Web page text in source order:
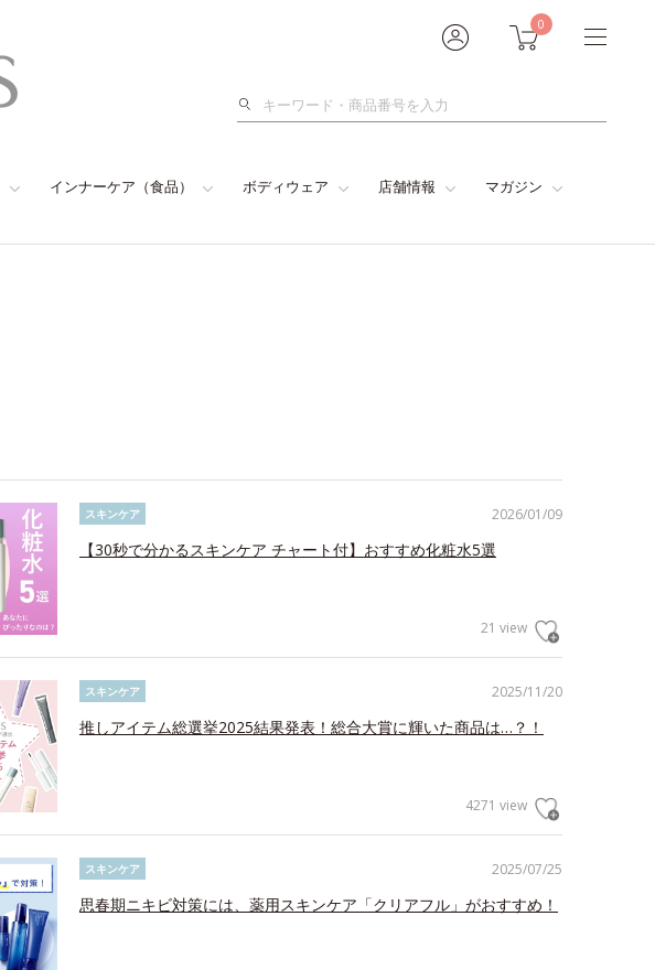
0
検
インナーケア（食品） ボディウェア 店舗情報 マガジン
2026/01/09
スキンケア
【30秒で分かるスキンケア チャート付】おすすめ化粧水5選
21 view
2025/11/20
スキンケア
推しアイテム総選挙2025結果発表！総合大賞に輝いた商品は…？！
4271 view
2025/07/25
スキンケア
思春期ニキビ対策には、薬用スキンケア「クリアフル」がおすすめ！